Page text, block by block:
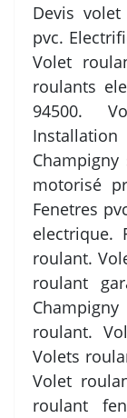
Devis
pvc.
Volet
roulants
94500.
motorisé
Fenetres
electrique.
roulant.
roulant
roulant.
Volets
Volet
roulant